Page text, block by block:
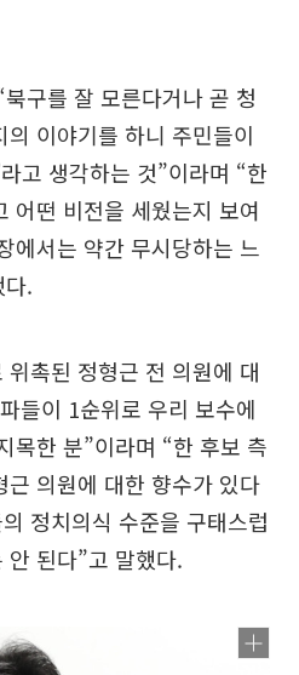
구를 잘 모른다거나 곧 청
이야기를 하니 주민들이
고 생각하는 것”이라며 “한
어떤 비전을 세웠는지 보여
에서는 약간 무시당하는 느
.
촉된 정형근 전 의원에 대
들이 1순위로 우리 보수에
목한 분”이라며 “한 후보 측
의원에 대한 향수가 있다
정치의식 수준을 구태스럽
된다”고 말했다.